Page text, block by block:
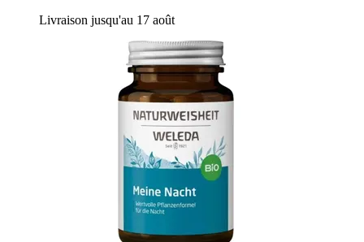
Livraison jusqu'au 17 août